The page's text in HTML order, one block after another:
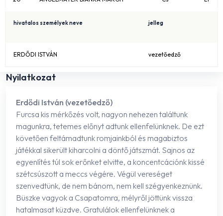
hivatalos személyek neve jelleg
ERDŐDI ISTVÁN vezetőedző
Nyilatkozat
Erdődi István (vezetőedző)
Furcsa kis mérkőzés volt, nagyon nehezen találtunk
magunkra, tetemes előnyt adtunk ellenfelünknek. De ezt
követően feltámadtunk romjainkból és magabiztos
játékkal sikerült kiharcolni a döntő játszmát. Sajnos az
egyenlítés túl sok erőnket elvitte, a koncentcációnk kissé
szétcsúszott a meccs végére. Végül vereséget
szenvedtünk, de nem bánom, nem kell szégyenkeznünk.
Büszke vagyok a Csapatomra, mélyről jöttünk vissza
hatalmasat küzdve. Gratulálok ellenfelünknek a